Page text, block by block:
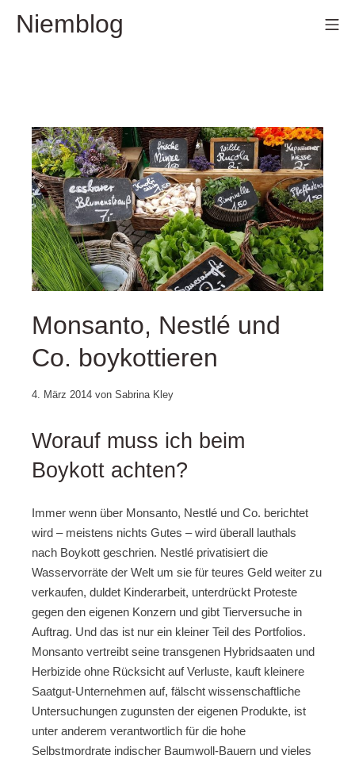
InhaltNiemblog
Monsanto, Nestlé und
Co. boykottieren
4. März 201419.
von Sabrina Kley
Worauf muss ich beim
Boykott achten?
Immer wenn über Monsanto, Nestlé und Co. berichtet
wird – meistens nichts Gutes – wird überall lauthals
nach Boykott geschrien. Nestlé privatisiert die
Wasservorräte der Welt um sie für teures Geld weiter zu
verkaufen, duldet Kinderarbeit, unterdrückt Proteste
gegen den eigenen Konzern und gibt Tierversuche in
Auftrag. Und das ist nur ein kleiner Teil des Portfolios.
Monsanto vertreibt seine transgenen Hybridsaaten und
Herbizide ohne Rücksicht auf Verluste, kauft kleinere
Saatgut-Unternehmen auf, fälscht wissenschaftliche
Untersuchungen zugunsten der eigenen Produkte, ist
unter anderem verantwortlich für die hohe
Selbstmordrate indischer Baumwoll-Bauern und vieles